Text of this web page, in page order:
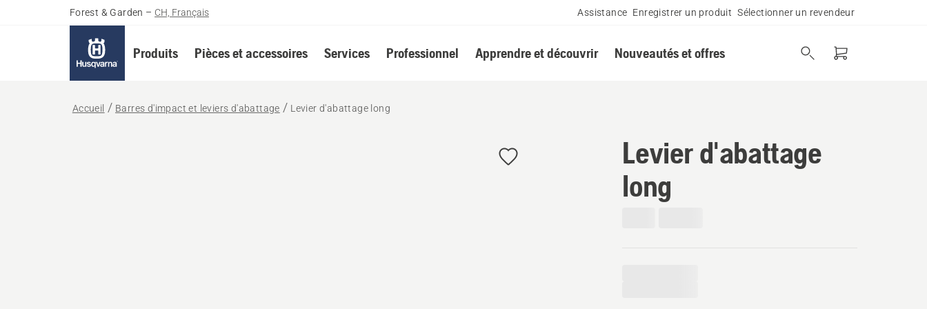
Forest & Garden – CH, Français Assistance Enregistrer un produit Sélectionner un revendeur
Produits Pièces et accessoires Services Professionnel Apprendre et découvrir Nouveautés et offres
Accueil Barres d'impact et leviers d'abattage Levier d'abattage long
Levier d'abattage
long